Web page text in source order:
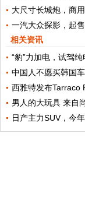
大尺寸长城炮，商
一汽大众探影，起
相关资讯
“豹”力加电，试驾
中国人不愿买韩国
西雅特发布Tarraco
男人的大玩具 来自
日产主力SUV，今